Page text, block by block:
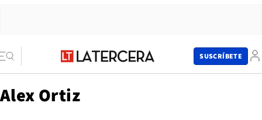
SUSCRÍBETE
Alex Ortiz